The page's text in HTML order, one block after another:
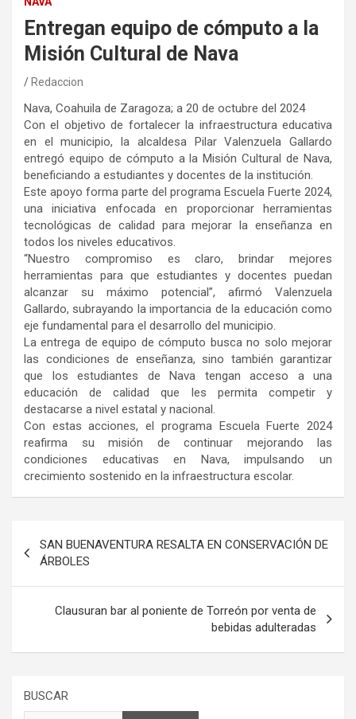
Entregan equipo de cómputo a la
Misión Cultural de Nava
Redaccion
Nava, Coahuila de Zaragoza; a 20 de octubre del 2024
Con el objetivo de fortalecer la infraestructura educativa
en el municipio, la alcaldesa Pilar Valenzuela Gallardo
entregó equipo de cómputo a la Misión Cultural de Nava,
beneficiando a estudiantes y docentes de la institución.
Este apoyo forma parte del programa Escuela Fuerte 2024,
una iniciativa enfocada en proporcionar herramientas
tecnológicas de calidad para mejorar la enseñanza en
todos los niveles educativos.
“Nuestro compromiso es claro, brindar mejores
herramientas para que estudiantes y docentes puedan
alcanzar su máximo potencial”, afirmó Valenzuela
Gallardo, subrayando la importancia de la educación como
eje fundamental para el desarrollo del municipio.
La entrega de equipo de cómputo busca no solo mejorar
las condiciones de enseñanza, sino también garantizar
que los estudiantes de Nava tengan acceso a una
educación de calidad que les permita competir y
destacarse a nivel estatal y nacional.
Con estas acciones, el programa Escuela Fuerte 2024
reafirma su misión de continuar mejorando las
condiciones educativas en Nava, impulsando un
crecimiento sostenido en la infraestructura escolar.
de
entradas
SAN BUENAVENTURA RESALTA EN CONSERVACIÓN DE
ÁRBOLES
Clausuran bar al poniente de Torreón por venta de
bebidas adulteradas
BUSCAR